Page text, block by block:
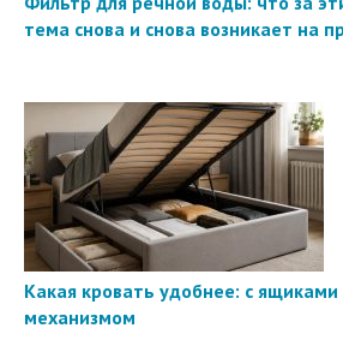
тема снова и снова возникает на
Какая кровать удобнее: с
механизмом